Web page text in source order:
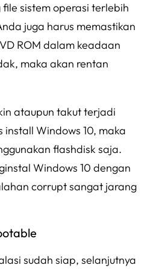
sistem operasi terlebih
juga harus memastikan
ROM dalam keadaan
maka akan rentan
ataupun takut terjadi
Windows 10, maka
flashdisk saja.
Windows 10 dengan
corrupt sangat jarang
sudah siap, selanjutnya